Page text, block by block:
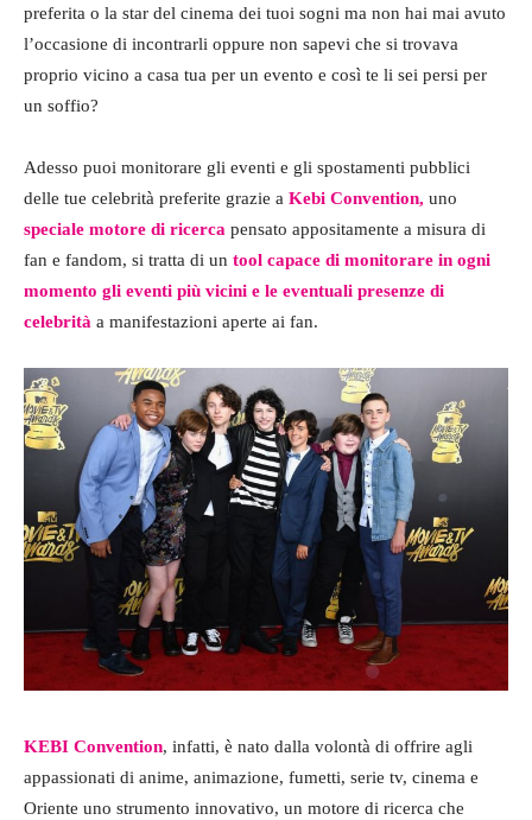
preferita o la star del cinema dei tuoi sogni ma non hai mai avuto
l’occasione di incontrarli oppure non sapevi che si trovava
proprio vicino a casa tua per un evento e così te li sei persi per
un soffio?
Adesso puoi monitorare gli eventi e gli spostamenti pubblici
delle tue celebrità preferite grazie a Kebi Convention, uno
speciale motore di ricerca pensato appositamente a misura di
fan e fandom, si tratta di un tool capace di monitorare in ogni
momento gli eventi più vicini e le eventuali presenze di
celebrità a manifestazioni aperte ai fan.
KEBI Convention, infatti, è nato dalla volontà di offrire agli
appassionati di anime, animazione, fumetti, serie tv, cinema e
Oriente uno strumento innovativo, un motore di ricerca che